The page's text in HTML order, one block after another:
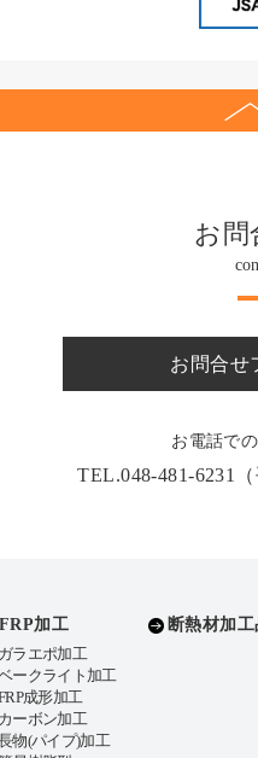
お問
お問合せ
お電話で
TEL.048-481-6231（
FRP加工
ガラエポ加工
ークライト加工
成形加工
カーボン加工
物(パイプ)加工
断熱材加工